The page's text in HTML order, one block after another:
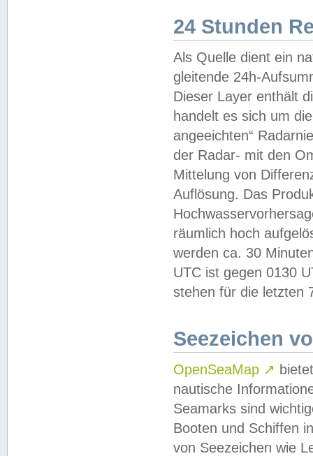
24 Stunden
Als Quelle dient ein
gleitende 24h-
Dieser Layer enthält
handelt es sich um
angeeichten“
der Radar- mit den
Mittelung von
Auflösung. Das
räumlich hoch
werden ca. 30
UTC ist gegen 0130
stehen für die letzten
Seezeichen
OpenSeaMap ↗
nautische
Seamarks sind
Booten und Schiffen
von Seezeichen wie